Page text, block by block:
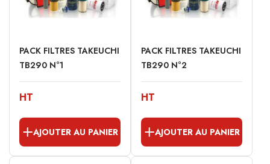
PACK FILTRES TAKEUCHI
TB290 N°1
HT
AJOUTER AU PANIER
PACK FILTRES TAKEUCHI
TB290 N°2
HT
AJOUTER AU PANIER